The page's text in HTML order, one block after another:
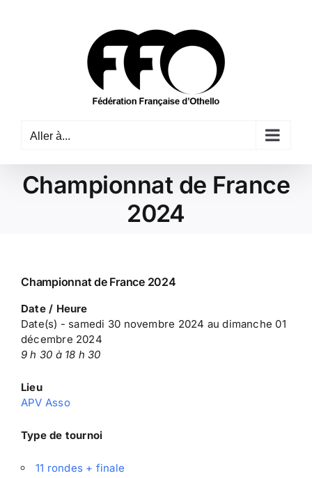
Aller à...
Championnat de France
2024
Championnat de France 2024
Date / Heure
Date(s) - samedi 30 novembre 2024 au dimanche 01
décembre 2024
9 h 30 à 18 h 30
Lieu
APV Asso
Type de tournoi
11 rondes + finale